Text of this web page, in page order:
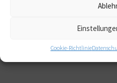
Cookie-Richtlinie